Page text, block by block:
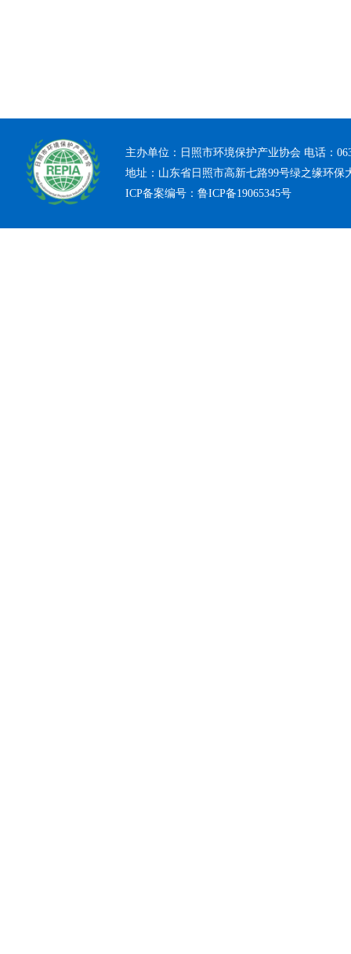
主办单位：日照市环境保护产业协会 电话：
地址：山东省日照市高新七路99号绿之缘环保
ICP备案编号： 鲁ICP备19065345号